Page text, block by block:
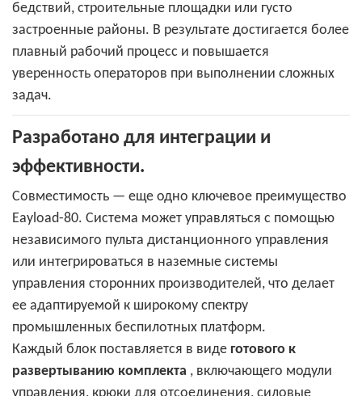
бедствий, строительные площадки или густо
застроенные районы. В результате достигается более
плавный рабочий процесс и повышается
уверенность операторов при выполнении сложных
задач.
Разработано для интеграции и
эффективности.
Совместимость — еще одно ключевое преимущество
Eayload-80. Система может управляться с помощью
независимого пульта дистанционного управления
или интегрироваться в наземные системы
управления сторонних производителей, что делает
ее адаптируемой к широкому спектру
промышленных беспилотных платформ.
Каждый блок поставляется в виде готового к
развертыванию комплекта , включающего модули